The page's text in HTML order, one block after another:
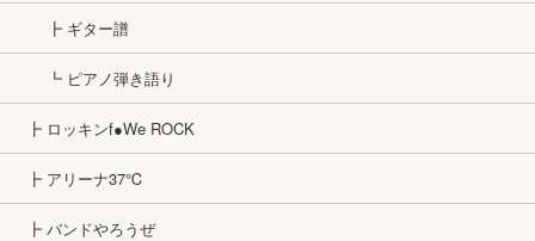
┣ ギター譜
┗ ピアノ弾き語り
┣ ロッキンf●We ROCK
┣ アリーナ37℃
┣ バンドやろうぜ